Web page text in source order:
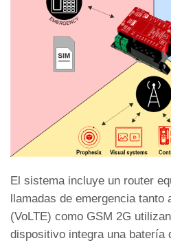
El sistema incluye un router
llamadas de emergencia
(VoLTE) como GSM 2G
dispositivo integra una batería